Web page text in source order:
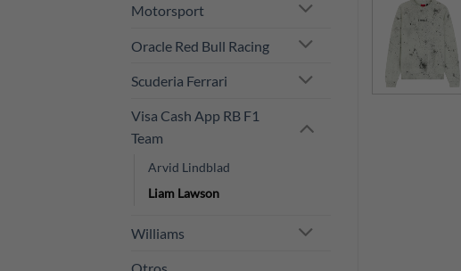
Motorsport
Oracle Red Bull Racing
Scuderia Ferrari
Visa Cash App RB F1
Team
Arvid Lindblad
Liam Lawson
Williams